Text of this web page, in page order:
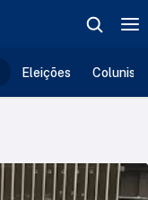
Eleições